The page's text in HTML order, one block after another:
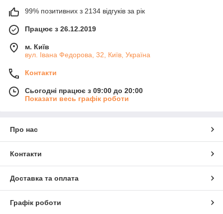
99% позитивних з 2134 відгуків за рік
Працює з 26.12.2019
м. Київ
вул. Івана Федорова, 32, Київ, Україна
Контакти
Сьогодні працює з 09:00 до 20:00
Показати весь графік роботи
Про нас
Контакти
Доставка та оплата
Графік роботи